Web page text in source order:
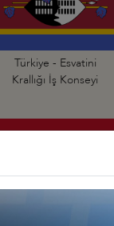
Türkiye - Esvatini
Krallığı İş Konseyi